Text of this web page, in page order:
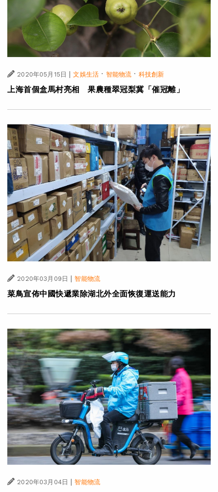
2020年05月15日 | 文娛生活 · 智能物流 · 科技創新
上海首個盒馬村亮相 果農種翠冠梨冀「催冠離」
2020年03月09日 | 智能物流
菜鳥宣佈中國快遞業除湖北外全面恢復運送能力
2020年03月04日 | 智能物流